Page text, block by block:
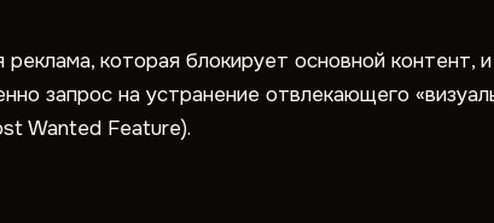
которая блокирует основной контент, и
запрос на устранение отвлекающего
Wanted Feature).